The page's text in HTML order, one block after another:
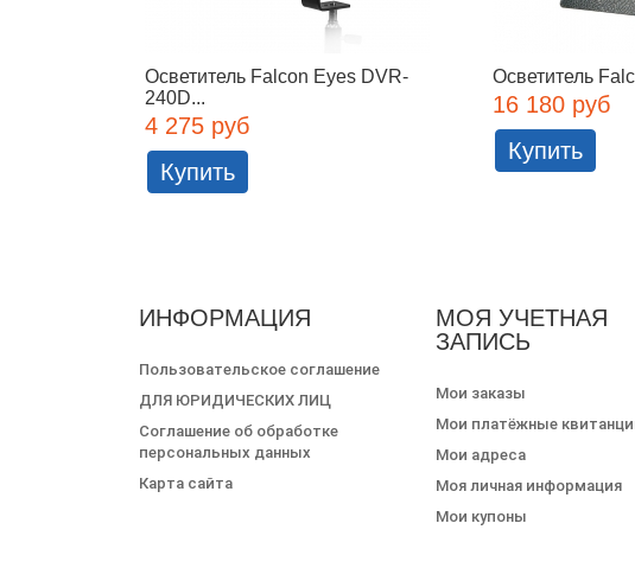
Осветитель Falcon Eyes DVR-
240D...
4 275 руб
Купить
Осветитель
16 180 руб
Купить
ИНФОРМАЦИЯ
Пользовательское соглашение
ДЛЯ ЮРИДИЧЕСКИХ ЛИЦ
Соглашение об обработке
персональных данных
Карта сайта
МОЯ УЧЕТНАЯ
ЗАПИСЬ
Мои заказы
Мои платёжные
Мои адреса
Моя личная информация
Мои купоны